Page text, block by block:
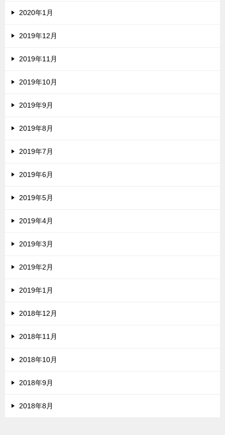
2020年1月
2019年12月
2019年11月
2019年10月
2019年9月
2019年8月
2019年7月
2019年6月
2019年5月
2019年4月
2019年3月
2019年2月
2019年1月
2018年12月
2018年11月
2018年10月
2018年9月
2018年8月